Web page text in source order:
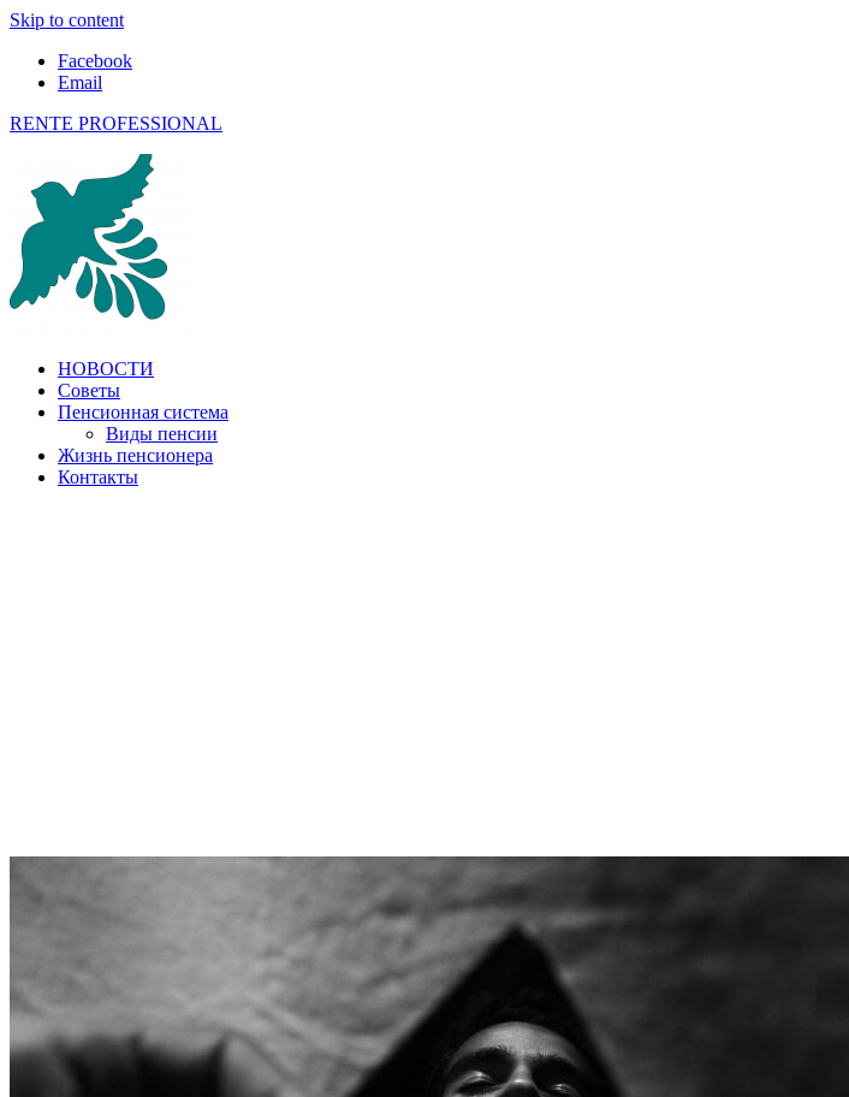
Skip to content
Facebook
Email
RENTE PROFESSIONAL
О пенсиях в ЕС и не только
НОВОСТИ
Советы
Пенсионная система
Виды пенсии
Жизнь пенсионера
Контакты